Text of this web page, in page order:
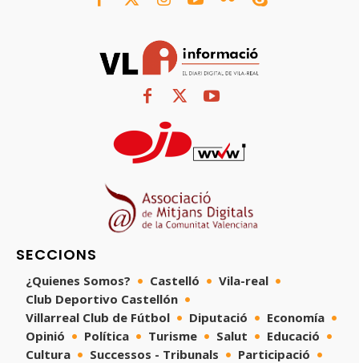
SECCIONS
¿Quienes Somos? Castelló
Vila-real
Club Deportivo Castellón
Villarreal Club de Fútbol
Diputació
Economía
Opinió
Política Turisme Salut
Educació
Cultura
Successos - Tribunals
Participació